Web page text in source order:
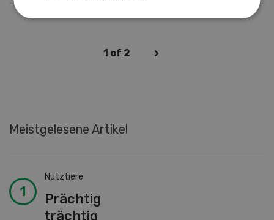
1 of 2
Meistgelesene Artikel
Nutztiere
Prächtig
trächtig